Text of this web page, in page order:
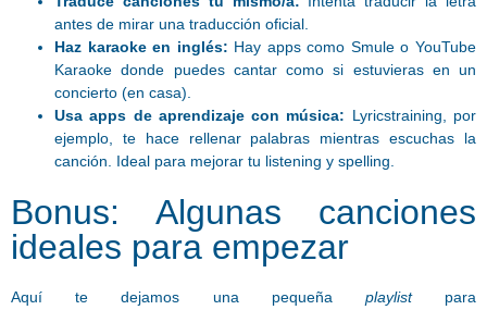
antes de mirar una traducción oficial.
Haz karaoke en inglés: Hay apps como Smule o YouTube
Karaoke donde puedes cantar como si estuvieras en un
concierto (en casa).
Usa apps de aprendizaje con música: Lyricstraining, por
ejemplo, te hace rellenar palabras mientras escuchas la
canción. Ideal para mejorar tu listening y spelling.
Bonus: Algunas canciones
ideales para empezar
Aquí te dejamos una pequeña playlist para